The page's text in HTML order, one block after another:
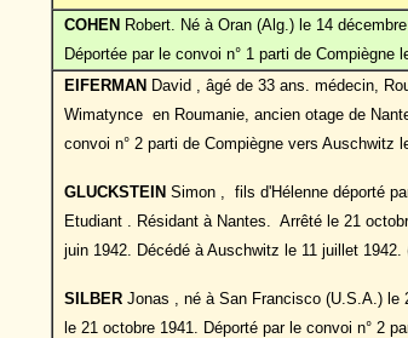
COHEN Robert. Né à Oran (Alg.) le 14
Déportée par le convoi n° 1 parti de
EIFERMAN David , âgé de 33 ans. médecin,
Wimatynce en Roumanie, ancien otage de
convoi n° 2 parti de Compiègne vers
GLUCKSTEIN Simon , fils d'Hélenne déporté
Etudiant . Résidant à Nantes. Arrêté le 21
juin 1942. Décédé à Auschwitz le 11 juillet
SILBER Jonas , né à San Francisco (U.S.A.) le
le 21 octobre 1941. Déporté par le convoi n° 2